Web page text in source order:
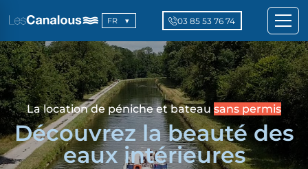
FR 03 85 53 76 74
La location de péniche et bateausans permis
Découvrez la beauté des
eaux intérieures